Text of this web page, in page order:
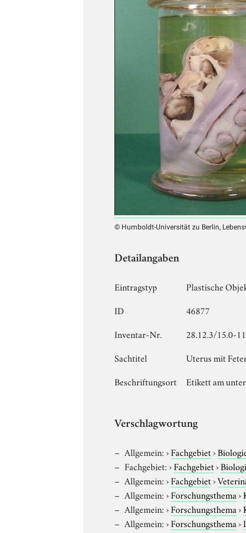
© Humboldt-Universität zu Berlin,
Detailangaben
Eintragstyp
Plastische
ID
46877
Inventar-Nr.
28.12.3/15.0-
Sachtitel
Uterus mit
Beschriftungsort
Etikett am
Verschlagwortung
Allgemein:›Fachgebiet›
Fachgebiet:›Fachgebiet›
Allgemein:›Fachgebiet›
Allgemein:›Forschungsthema›
Allgemein:›Forschungsthema›
Allgemein:›Forschungsthema›